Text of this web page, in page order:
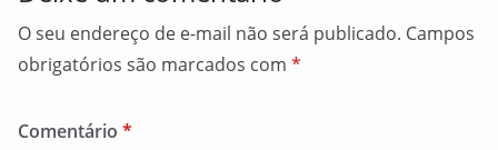
O seu endereço de e-mail não será publicado. Campos
obrigatórios são marcados com *
Comentário *